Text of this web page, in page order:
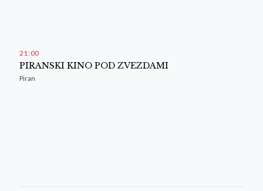
21 : 00
PIRANSKI KINO POD ZVEZDAMI
Piran